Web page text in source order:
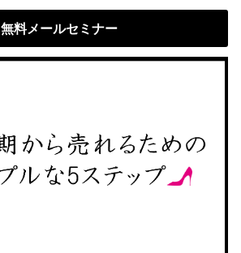
無料メールセミナー